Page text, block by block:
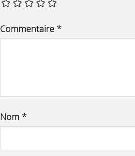
Commentaire *
Nom *